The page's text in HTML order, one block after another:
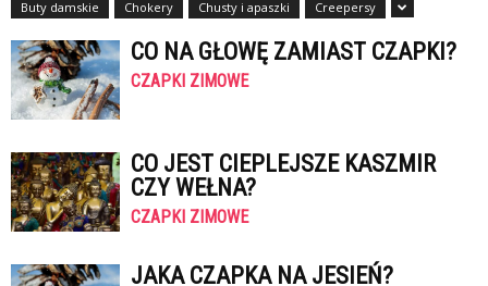
Buty damskie Chokery Chusty i apaszki Creepersy
CO NA GŁOWĘ ZAMIAST CZAPKI?
CZAPKI ZIMOWE
CO JEST CIEPLEJSZE KASZMIR
CZY WEŁNA?
CZAPKI ZIMOWE
JAKA CZAPKA NA JESIEŃ?